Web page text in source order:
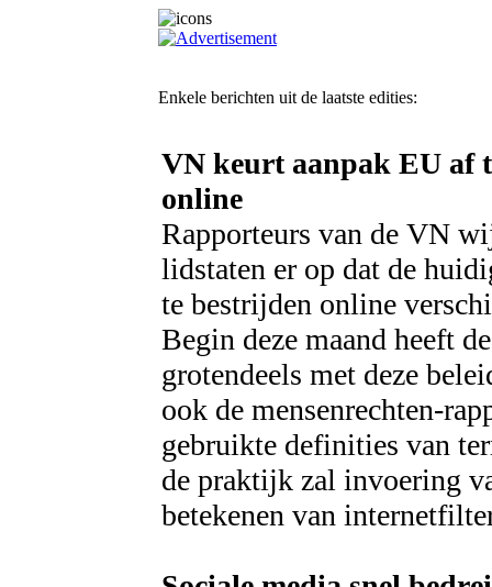
Enkele berichten uit de laatste edities:
VN keurt aanpak EU af
online
Rapporteurs van de VN
lidstaten er op dat de
te bestrijden online
Begin deze maand heeft
grotendeels met deze
ook de mensenrechten-
gebruikte definities van
de praktijk zal invoering
betekenen van